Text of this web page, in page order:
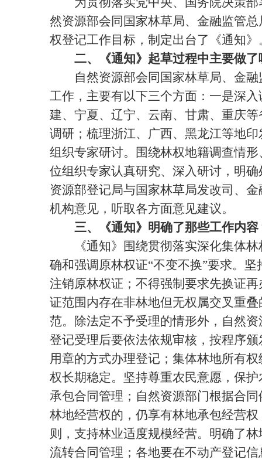
然资源部会同国家林草局、金融监管
权登记工作目标，制定出台了《通知》
二、《通知》起草过程中主要做
自然资源部会同国家林草局、金融
工作，主要有以下三个方面：一是深
建、宁夏、辽宁、云南、甘肃、重庆
调研；梳理浙江、广西、黑龙江等地
组织专家研讨。围绕林权地籍调查情
位组织专家认真研究、深入研讨，明
资源部登记局与国家林草局发改司、
机构意见，听取各方面意见建议。
三、《通知》明确了那些工作内容
《通知》围绕贯彻落实深化集体林
确和强调原林权证“不变不换”要求。
注销原林权证；不得强制要求先换证
证范围内存在非林地但无权属交叉重
范。除法定不予受理的情形外，自然
登记受理后要依法依规审核，按程序
用章的方式办理登记；集体林地所有
权长期稳定。坚持尊重农民意愿，保
承包合同管理；自然资源部门根据合
林地经营权的，仍享有林地承包经营
则，支持林业适度规模经营。明确了
流转合同管理；各地要在不动产登记